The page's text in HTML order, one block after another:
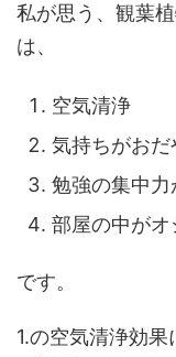
私が思う、観葉
は、
空気清浄
気持ちがおだ
勉強の集中力
部屋の中が
です。
1.の空気清浄効